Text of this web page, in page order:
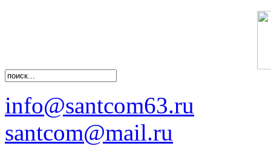
info@santcom63.ru
santcom@mail.ru